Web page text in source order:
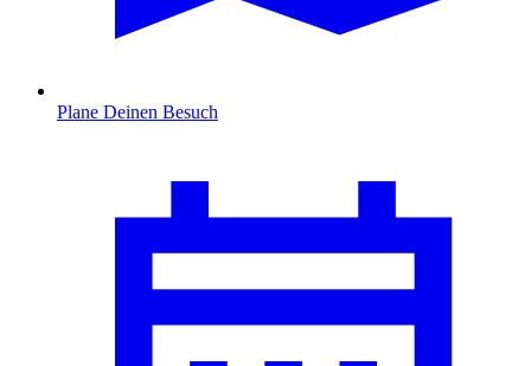
Plane Deinen Besuch